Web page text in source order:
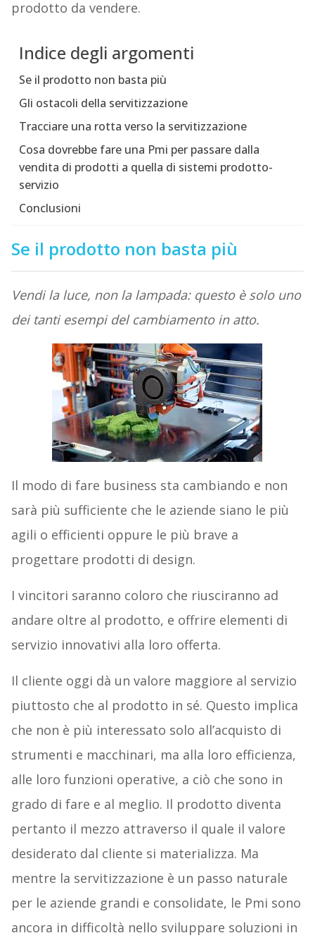
prodotto da vendere.
Indice degli argomenti
Se il prodotto non basta più
Gli ostacoli della servitizzazione
Tracciare una rotta verso la servitizzazione
Cosa dovrebbe fare una Pmi per passare dalla
vendita di prodotti a quella di sistemi prodotto-
servizio
Conclusioni
Se il prodotto non basta più
Vendi la luce, non la lampada: questo è solo uno
dei tanti esempi del cambiamento in atto.
Il modo di fare business sta cambiando e non
sarà più sufficiente che le aziende siano le più
agili o efficienti oppure le più brave a
progettare prodotti di design.
I vincitori saranno coloro che riusciranno ad
andare oltre al prodotto, e offrire elementi di
servizio innovativi alla loro offerta.
Il cliente oggi dà un valore maggiore al servizio
piuttosto che al prodotto in sé. Questo implica
che non è più interessato solo all’acquisto di
strumenti e macchinari, ma alla loro efficienza,
alle loro funzioni operative, a ciò che sono in
grado di fare e al meglio. Il prodotto diventa
pertanto il mezzo attraverso il quale il valore
desiderato dal cliente si materializza. Ma
mentre la servitizzazione è un passo naturale
per le aziende grandi e consolidate, le Pmi sono
ancora in difficoltà nello sviluppare soluzioni in